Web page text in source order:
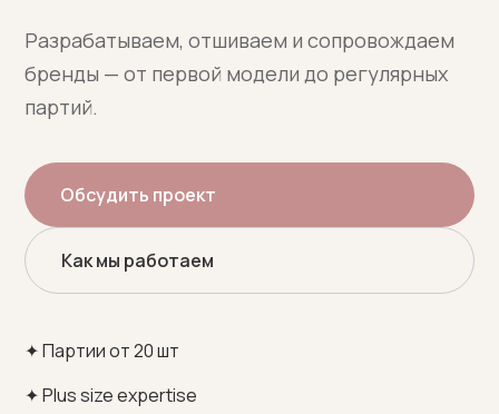
Разрабатываем, отшиваем и сопровождаем
бренды — от первой модели до регулярных
партий.
Обсудить проект
Как мы работаем
✦ Партии от 20 шт
✦ Plus size expertise